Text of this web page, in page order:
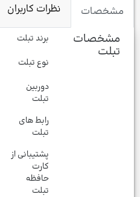
مشخصات نظرات کاربران
مشخصات
تبلت
برند تبلت
نوع تبلت
دوربین
تبلت
رابط‎ های
تبلت
پشتیبانی از
کارت
حافظه
تبلت